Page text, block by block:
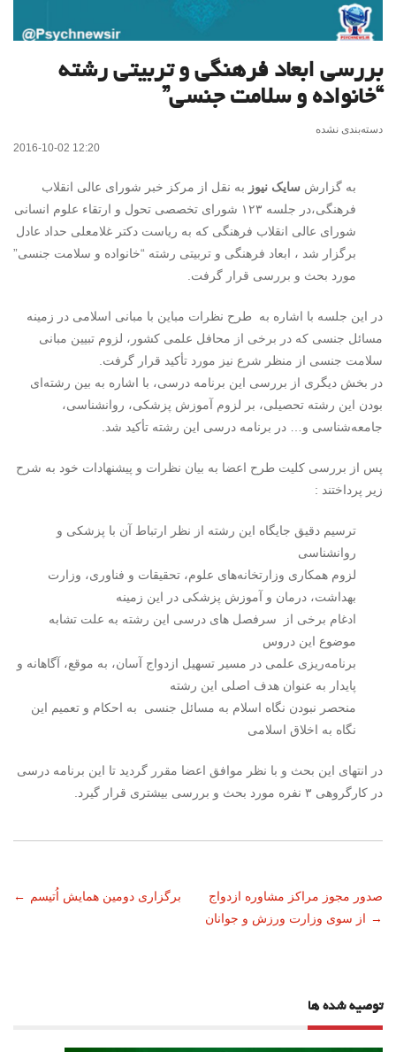
بررسی ابعاد فرهنگی و تربیتی رشته
“خانواده و سلامت جنسی”
دسته‌بندی نشده
2016-10-02 12:20
به گزارش سایک نیوز به نقل از مرکز خبر شورای عالی انقلاب
فرهنگی،در جلسه ۱۲۳ شورای تخصصی تحول و ارتقاء علوم انسانی
شورای عالی انقلاب فرهنگی که به ریاست دکتر غلامعلی حداد عادل
برگزار شد ، ابعاد فرهنگی و تربیتی رشته “خانواده و سلامت جنسی”
مورد بحث و بررسی قرار گرفت.
در این جلسه با اشاره به طرح نظرات مباین با مبانی اسلامی در زمینه
مسائل جنسی که در برخی از محافل علمی کشور، لزوم تبیین مبانی
سلامت جنسی از منظر شرع نیز مورد تأکید قرار گرفت.
در بخش دیگری از بررسی این برنامه درسی، با اشاره به بین رشته‌ای
بودن این رشته تحصیلی، بر لزوم آموزش پزشکی، روانشناسی،
جامعه‌شناسی و… در برنامه درسی این رشته تأکید شد.
پس از بررسی کلیت طرح اعضا به بیان نظرات و پیشنهادات خود به شرح
زیر پرداختند :
ترسیم دقیق جایگاه این رشته از نظر ارتباط آن با پزشکی و
روانشناسی
لزوم همکاری وزارتخانه‌های علوم، تحقیقات و فناوری، وزارت
بهداشت، درمان و آموزش پزشکی در این زمینه
ادغام برخی از سرفصل های درسی این رشته به علت تشابه
موضوع این دروس
برنامه‌ریزی علمی در مسیر تسهیل ازدواج آسان، به موقع، آگاهانه و
پایدار به عنوان هدف اصلی این رشته
منحصر نبودن نگاه اسلام به مسائل جنسی به احکام و تعمیم این
نگاه به اخلاق اسلامی
در انتهای این بحث و با نظر موافق اعضا مقرر گردید تا این برنامه درسی
در کارگروهی ۳ نفره مورد بحث و بررسی بیشتری قرار گیرد.
ناوبری
نوشته
← برگزاری دومین همایش اُتیسم
صدور مجوز مراکز مشاوره ازدواج
از سوی وزارت ورزش و جوانان →
توصیه شده ها